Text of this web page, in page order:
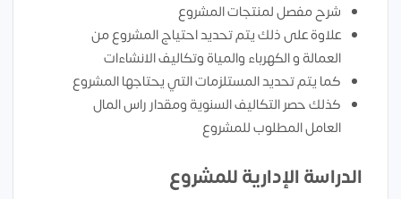
شرح مفصل لمنتجات المشروع
علاوة على ذلك يتم تحديد احتياج المشروع من
العمالة و الكهرباء والمياة وتكاليف الانشاءات
كما يتم تحديد المستلزمات التي يحتاجها المشروع
كذلك حصر التكاليف السنوية ومقدار راس المال
العامل المطلوب للمشروع
الدراسة الإدارية للمشروع